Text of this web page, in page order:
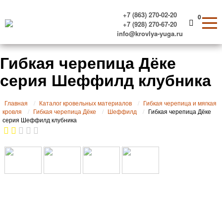
+7 (863) 270-02-20
+7 (928) 270-67-20
info@krovlya-yuga.ru
0
Гибкая черепица Дёке
серия Шеффилд клубника
Главная Каталог кровельных материалов
Гибкая черепица и мягкая
кровля
Гибкая черепица Дёке Шеффилд
Гибкая черепица Дёке
серия Шеффилд клубника